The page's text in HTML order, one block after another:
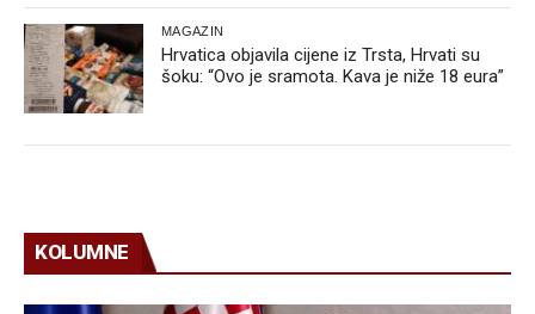
MAGAZIN
Hrvatica objavila cijene iz Trsta, Hrvati su
šoku: “Ovo je sramota. Kava je niže 18 eura”
KOLUMNE